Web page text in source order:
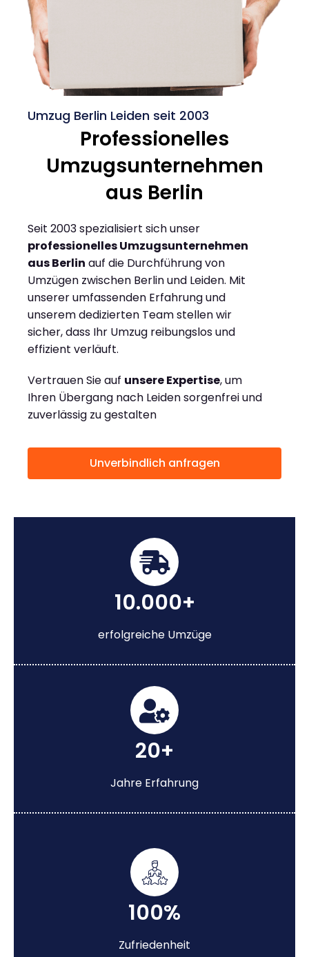
Umzug Berlin Leiden seit 2003
Professionelles
Umzugsunternehmen
aus Berlin
Seit 2003 spezialisiert sich unser
professionelles Umzugsunternehmen
aus Berlin auf die Durchführung von
Umzügen zwischen Berlin und Leiden. Mit
unserer umfassenden Erfahrung und
unserem dedizierten Team stellen wir
sicher, dass Ihr Umzug reibungslos und
effizient verläuft.
Vertrauen Sie auf unsere Expertise, um
Ihren Übergang nach Leiden sorgenfrei und
zuverlässig zu gestalten
Unverbindlich anfragen
10.000+
erfolgreiche Umzüge
20+
Jahre Erfahrung
100%
Zufriedenheit